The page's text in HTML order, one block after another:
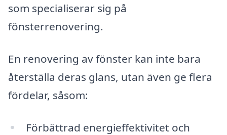
som specialiserar sig på
fönsterrenovering.
En renovering av fönster kan inte bara
återställa deras glans, utan även ge flera
fördelar, såsom:
Förbättrad energieffektivitet och